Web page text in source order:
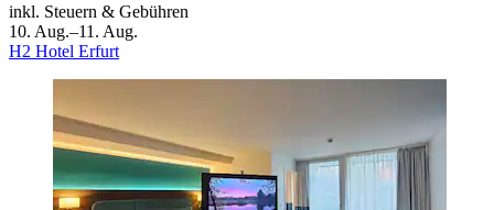
inkl. Steuern & Gebühren
10. Aug.–11. Aug.
H2 Hotel Erfurt